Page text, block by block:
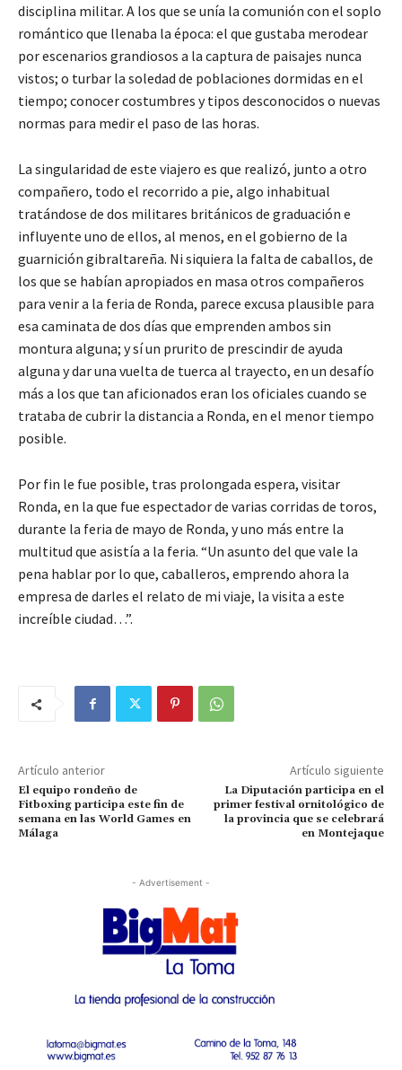
disciplina militar. A los que se unía la comunión con el soplo
romántico que llenaba la época: el que gustaba merodear
por escenarios grandiosos a la captura de paisajes nunca
vistos; o turbar la soledad de poblaciones dormidas en el
tiempo; conocer costumbres y tipos desconocidos o nuevas
normas para medir el paso de las horas.
La singularidad de este viajero es que realizó, junto a otro
compañero, todo el recorrido a pie, algo inhabitual
tratándose de dos militares británicos de graduación e
influyente uno de ellos, al menos, en el gobierno de la
guarnición gibraltareña. Ni siquiera la falta de caballos, de
los que se habían apropiados en masa otros compañeros
para venir a la feria de Ronda, parece excusa plausible para
esa caminata de dos días que emprenden ambos sin
montura alguna; y sí un prurito de prescindir de ayuda
alguna y dar una vuelta de tuerca al trayecto, en un desafío
más a los que tan aficionados eran los oficiales cuando se
trataba de cubrir la distancia a Ronda, en el menor tiempo
posible.
Por fin le fue posible, tras prolongada espera, visitar
Ronda, en la que fue espectador de varias corridas de toros,
durante la feria de mayo de Ronda, y uno más entre la
multitud que asistía a la feria. “Un asunto del que vale la
pena hablar por lo que, caballeros, emprendo ahora la
empresa de darles el relato de mi viaje, la visita a este
increíble ciudad…”.
Artículo anterior
El equipo rondeño de
Fitboxing participa este fin de
semana en las World Games en
Málaga
Artículo siguiente
La Diputación participa en el
primer festival ornitológico de
la provincia que se celebrará
en Montejaque
- Advertisement -